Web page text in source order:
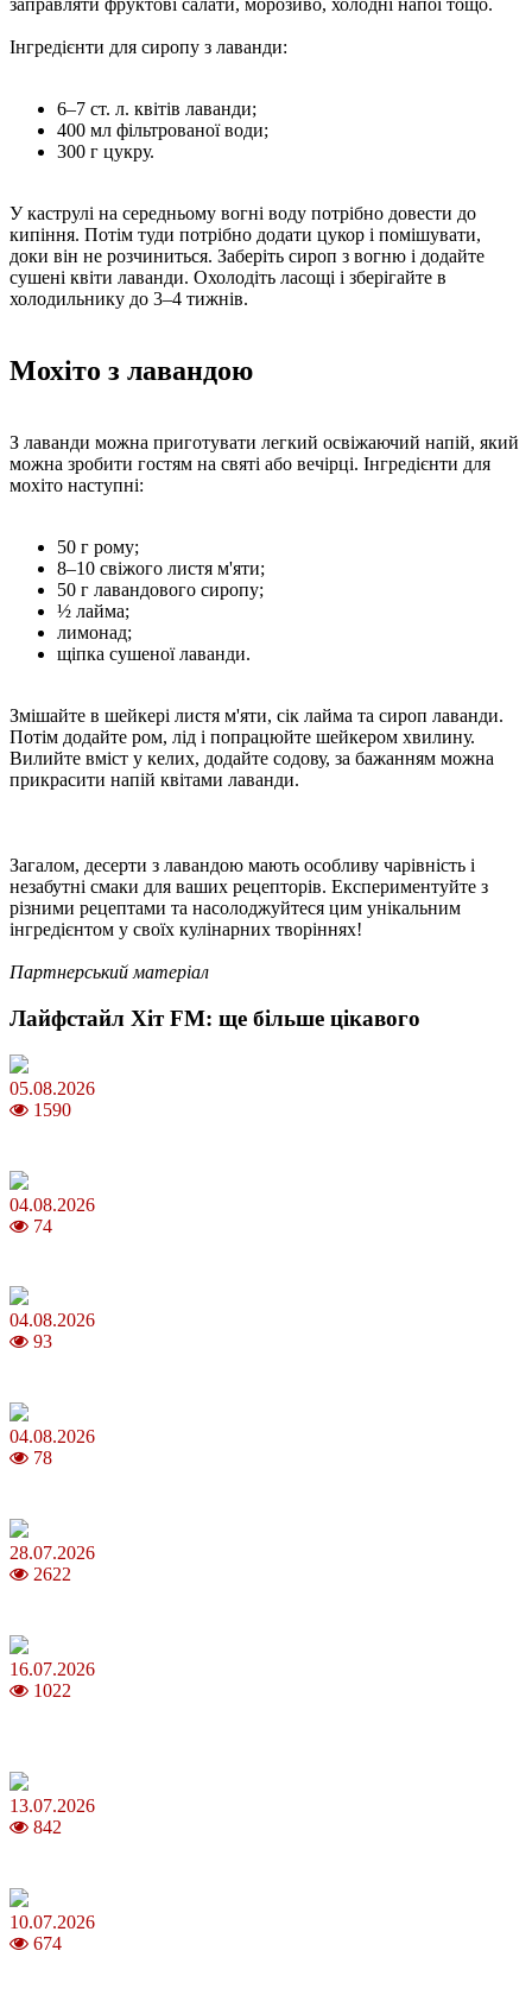
заправляти фруктові салати, морозиво, холодні напої тощо.
Інгредієнти для сиропу з лаванди:
6–7 ст. л. квітів лаванди;
400 мл фільтрованої води;
300 г цукру.
У каструлі на середньому вогні воду потрібно довести до
кипіння. Потім туди потрібно додати цукор і помішувати,
доки він не розчиниться. Заберіть сироп з вогню і додайте
сушені квіти лаванди. Охолодіть ласощі і зберігайте в
холодильнику до 3–4 тижнів.
Мохіто з лавандою
З лаванди можна приготувати легкий освіжаючий напій, який
можна зробити гостям на святі або вечірці. Інгредієнти для
мохіто наступні:
50 г рому;
8–10 свіжого листя м'яти;
50 г лавандового сиропу;
½ лайма;
лимонад;
щіпка сушеної лаванди.
Змішайте в шейкері листя м'яти, сік лайма та сироп лаванди.
Потім додайте ром, лід і попрацюйте шейкером хвилину.
Вилийте вміст у келих, додайте содову, за бажанням можна
прикрасити напій квітами лаванди.
Загалом, десерти з лавандою мають особливу чарівність і
незабутні смаки для ваших рецепторів. Експериментуйте з
різними рецептами та насолоджуйтеся цим унікальним
інгредієнтом у своїх кулінарних творіннях!
Партнерський матеріал
Лайфстайл Хіт FM: ще більше цікавого
05.08.2026
1590
04.08.2026
74
04.08.2026
93
04.08.2026
78
28.07.2026
2622
16.07.2026
1022
13.07.2026
842
10.07.2026
674